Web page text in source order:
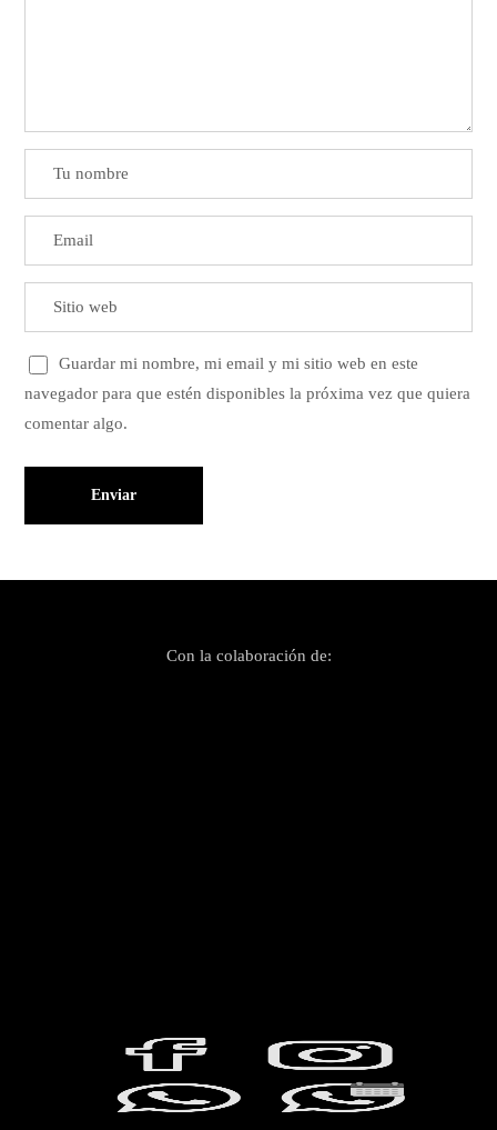
Guardar mi nombre, mi email y mi sitio web en este
navegador para que estén disponibles la próxima vez que quiera
comentar algo.
Con la colaboración de: